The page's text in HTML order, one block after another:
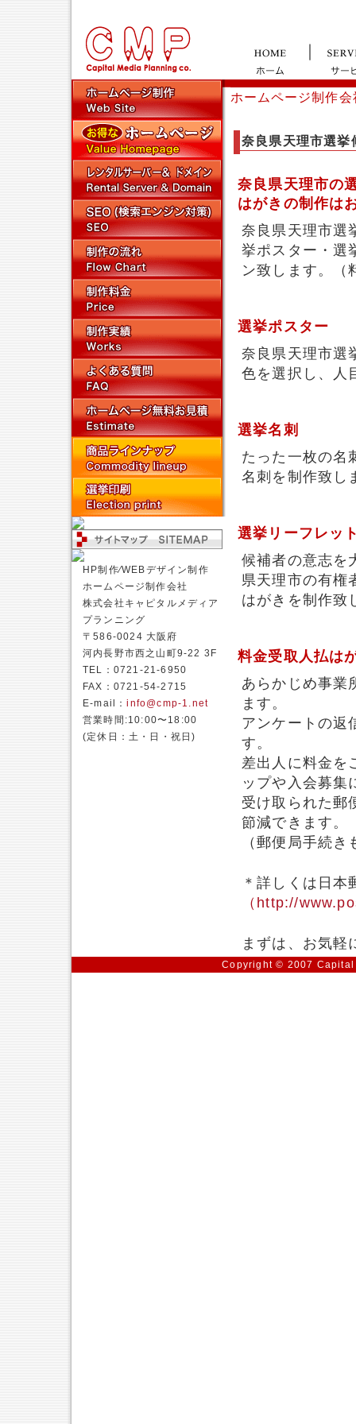
ホームページ制作
奈良県天理市選挙
奈良県天理市の
はがきの制作は
奈良県天理市選
挙ポスター・選
ン致します。（
選挙ポスター
奈良県天理市選
色を選択し、人
選挙名刺
たった一枚の名
名刺を制作致し
選挙リーフレッ
候補者の意志を
県天理市の有権
はがきを制作致
料金受取人払は
あらかじめ事業
ます。
アンケートの返
す。
差出人に料金を
ップや入会募集
受け取られた郵
節減できます。
（郵便局手続
＊詳しくは日
（http://
まずは、お気軽
HP制作⁄WEBデザイン制作
ホームページ制作会社
株式会社キャピタルメディア
プランニング
〒586-0024 大阪府
河内長野市西之山町9-22 3F
TEL：0721-21-6950
FAX：0721-54-2715
E-mail：info@cmp-1.net
営業時間:10:00〜18:00
(定休日：土・日・祝日)
Copyright © 2007